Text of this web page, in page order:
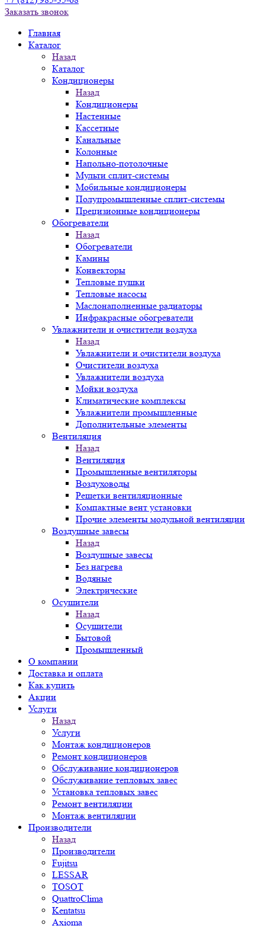
Заказать звонок
Главная
Каталог
Назад
Каталог
Кондиционеры
Назад
Кондиционеры
Настенные
Кассетные
Канальные
Колонные
Напольно-потолочные
Мульти сплит-системы
Мобильные кондиционеры
Полупромышленные сплит-системы
Прецизионные кондиционеры
Обогреватели
Назад
Обогреватели
Камины
Конвекторы
Тепловые пушки
Тепловые насосы
Маслонаполненные радиаторы
Инфракрасные обогреватели
Увлажнители и очистители воздуха
Назад
Увлажнители и очистители воздуха
Очистители воздуха
Увлажнители воздуха
Мойки воздуха
Климатические комплексы
Увлажнители промышленные
Дополнительные элементы
Вентиляция
Назад
Вентиляция
Промышленные вентиляторы
Воздуховоды
Решетки вентиляционные
Компактные вент установки
Прочие элементы модульной вентиляции
Воздушные завесы
Назад
Воздушные завесы
Без нагрева
Водяные
Электрические
Осушители
Назад
Осушители
Бытовой
Промышленный
О компании
Доставка и оплата
Как купить
Акции
Услуги
Назад
Услуги
Монтаж кондиционеров
Ремонт кондиционеров
Обслуживание кондиционеров
Обслуживание тепловых завес
Установка тепловых завес
Ремонт вентиляции
Монтаж вентиляции
Производители
Назад
Производители
Fujitsu
LESSAR
TOSOT
QuattroClima
Kentatsu
Axioma